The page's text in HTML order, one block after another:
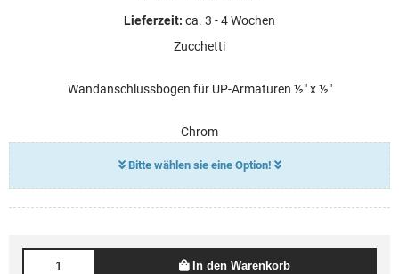
Lieferzeit: ca. 3 - 4 Wochen
Zucchetti
Wandanschlussbogen für UP-Armaturen ½" x ½"
Chrom
Bitte wählen sie eine Option!
In den Warenkorb